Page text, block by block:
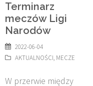
Terminarz
meczów Ligi
Narodów
2022-06-04
AKTUALNOŚCI, MECZE
W przerwie między